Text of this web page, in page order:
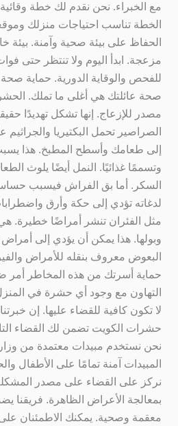
مع الخبراء. نحن نقدم لك خطة
الخطة تناسب احتياجات منزلك
الحفاظ على بيئة صحية وآمنة. بيئة
مزعجة. ابدأ اليوم ولا تنتظر حتى
للفحص والوقاية الدورية. حماية
صحة عائلتك هي أغلى ما تملك.
مصدر للإزعاج. إنها تشكل تهديدًا
الصراصير تحمل البكتيريا
إلى طعامك وأسطح المطبخ. هذا
وتسممًا غذائيًا. النمل أيضًا يلوث
السكر. أما بق الفراش فيسبب
لدغاته تؤدي إلى حكة وأرق
مثل الفئران تنشر أمراضًا خطيرة. هي
وبولها. هذا يمكن أن يؤدي إلى
البعوض معروف بنقله للأمراض
حماية أسرتك من هذه المخاطر أمر
التهاون مع وجود أي حشرة في
لا تكون كافية للقضاء عليها. إن
حشرات الكويت تضمن لك القضاء
نحن نستخدم مبيدات معتمدة من
المبيدات آمنة تمامًا على الأطفال
نركز على القضاء على مصدر
بمعالجة الأعراض الظاهرة. فريقنا
معقمة وصحية. يمكنك الاطمئنان